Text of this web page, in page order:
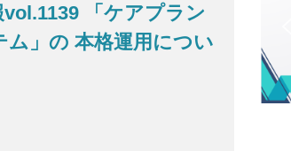
「ケアプラン
ム」の 本格運用につい